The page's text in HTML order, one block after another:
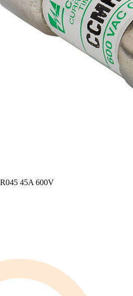
45A 600V